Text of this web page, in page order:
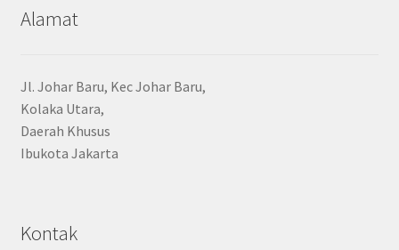
Alamat
Jl. Johar Baru, Kec Johar Baru,
Kolaka Utara,
Daerah Khusus
Ibukota Jakarta
Kontak